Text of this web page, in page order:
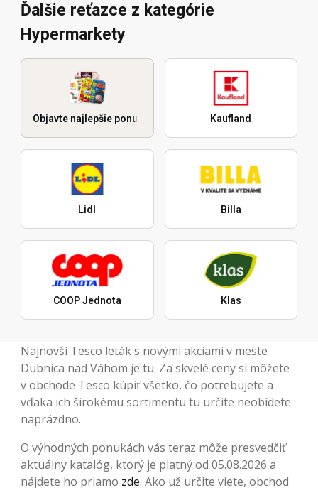
Ďalšie reťazce z kategórie
Hypermarkety
Objavte najlepšie ponuky Kaufland
Lidl Billa
COOP Jednota Klas
Najnovší Tesco leták s novými akciami v meste
Dubnica nad Váhom je tu. Za skvelé ceny si môžete
v obchode Tesco kúpiť všetko, čo potrebujete a
vďaka ich širokému sortimentu tu určite neobídete
naprázdno.
O výhodných ponukách vás teraz môže presvedčiť
aktuálny katalóg, ktorý je platný od 05.08.2026 a
nájdete ho priamo zde. Ako už určite viete, obchod